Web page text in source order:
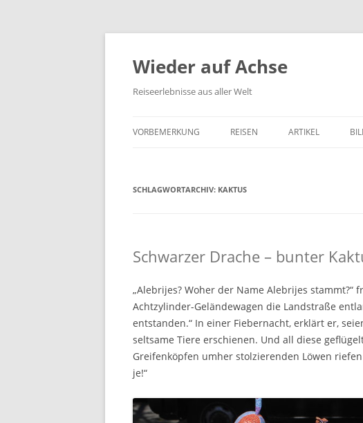
Wieder auf Achse
Reiseerlebnisse aus aller Welt
VORBEMERKUNG REISEN ARTIKEL
SCHLAGWORTARCHIV: KAKTUS
Schwarzer Drache – bunter
„Alebrijes? Woher der Name Alebrijes
Achtzylinder-Geländewagen die Landstraße
entstanden.“ In einer Fiebernacht, erklärt er,
seltsame Tiere erschienen. Und all diese
Greifenköpfen umher stolzierenden Löwen
je!“